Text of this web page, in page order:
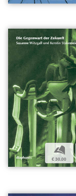
b
€ 30,00